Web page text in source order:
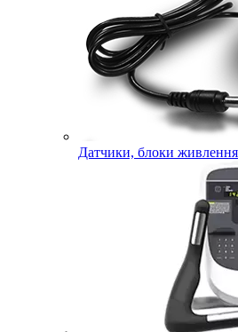
Датчики, блоки живлення